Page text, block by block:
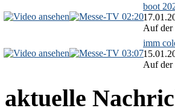
02:20
boot
Auf der
03:07
imm
Auf der
aktuelle